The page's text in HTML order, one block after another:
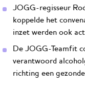
JOGG-regisseur
koppelde het
inzet werden ook
De JOGG-Teamfit
verantwoord
richting een